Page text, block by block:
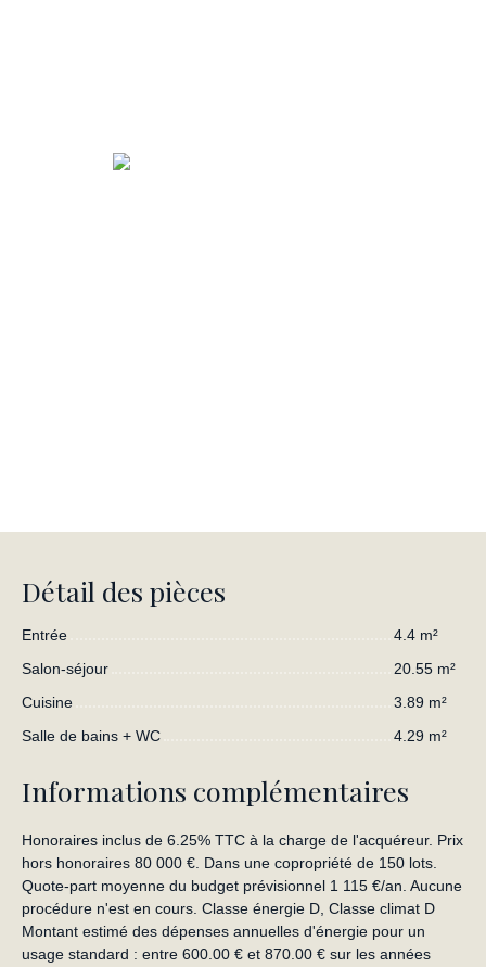
Détail des pièces
Entrée
4.4 m²
Salon-séjour
20.55 m²
Cuisine
3.89 m²
Salle de bains + WC
4.29 m²
Informations complémentaires
Honoraires inclus de 6.25% TTC à la charge de l'acquéreur. Prix
hors honoraires 80 000 €. Dans une copropriété de 150 lots.
Quote-part moyenne du budget prévisionnel 1 115 €/an. Aucune
procédure n'est en cours. Classe énergie D, Classe climat D
Montant estimé des dépenses annuelles d'énergie pour un
usage standard : entre 600.00 € et 870.00 € sur les années